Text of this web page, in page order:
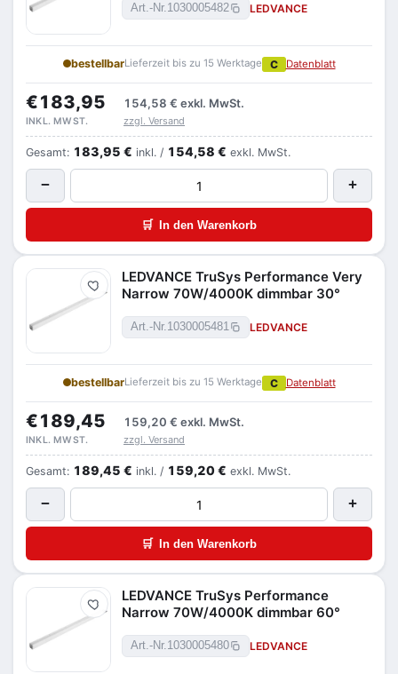
Art.-Nr.1030005482 LEDVANCE
bestellbarLieferzeit bis zu 15 Werktage C Datenblatt
€183,95 154,58 € exkl. MwSt.
INKL. MWST. zzgl. Versand
Gesamt: 183,95 € inkl. / 154,58 € exkl. MwSt.
− +
🛒 In den Warenkorb
Merken
LEDVANCE TruSys Performance Very
Narrow 70W/4000K dimmbar 30°
Art.-Nr.1030005481 LEDVANCE
bestellbarLieferzeit bis zu 15 Werktage C Datenblatt
€189,45 159,20 € exkl. MwSt.
INKL. MWST. zzgl. Versand
Gesamt: 189,45 € inkl. / 159,20 € exkl. MwSt.
− +
🛒 In den Warenkorb
Merken
LEDVANCE TruSys Performance
Narrow 70W/4000K dimmbar 60°
Art.-Nr.1030005480 LEDVANCE